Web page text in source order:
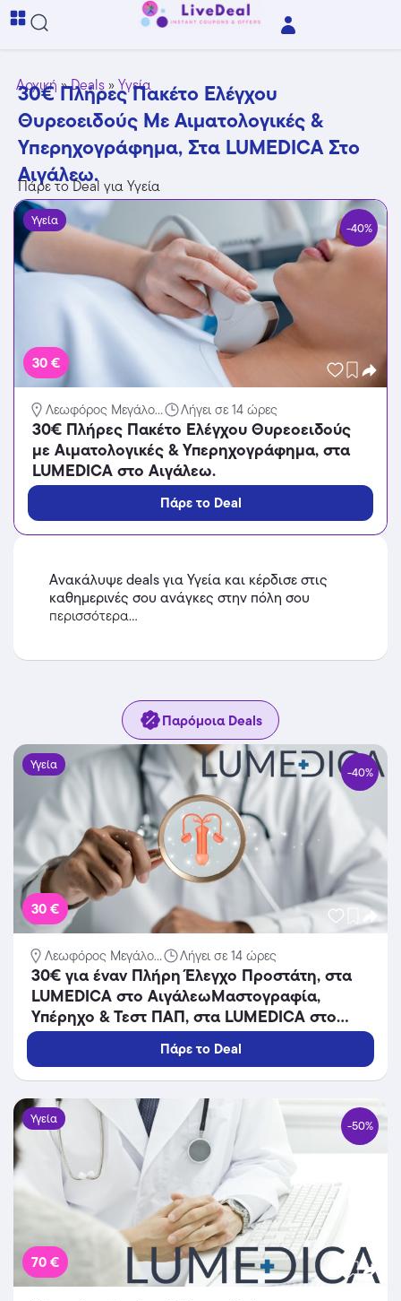
Αρχική »Deals »Υγεία
30€ Πλήρες Πακέτο Ελέγχου
Θυρεοειδούς Με Αιματολογικές &
Υπερηχογράφημα, Στα LUMEDICA Στο
Αιγάλεω.
Πάρε το Deal για Υγεία
Υγεία -40%
30 €
Λεωφόρος Μεγάλο... Λήγει σε 14 ώρες
30€ Πλήρες Πακέτο Ελέγχου Θυρεοειδούς
με Αιματολογικές & Υπερηχογράφημα, στα
LUMEDICA στο Αιγάλεω.
Πάρε το Deal
Ανακάλυψε deals για Υγεία και κέρδισε στις
καθημερινές σου ανάγκες στην πόλη σου
περισσότερα...
Παρόμοια Deals
Υγεία -40%
30 €
Λεωφόρος Μεγάλο... Λήγει σε 14 ώρες
30€ για έναν Πλήρη Έλεγχο Προστάτη, στα
LUMEDICA στο ΑιγάλεωΜαστογραφία,
Υπέρηχο & Τεστ ΠΑΠ, στα LUMEDICA στο
Αιγάλεω.
Πάρε το Deal
Υγεία -50%
70 €